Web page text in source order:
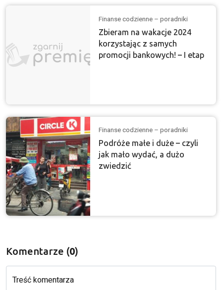
Finanse codzienne – poradniki
Zbieram na wakacje 2024
korzystając z samych
promocji bankowych! – I etap
Finanse codzienne – poradniki
Podróże małe i duże – czyli
jak mało wydać, a dużo
zwiedzić
Komentarze (0)
Treść komentarza